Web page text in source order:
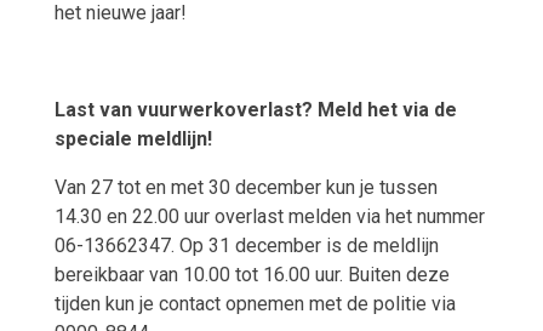
het nieuwe jaar!
Last van vuurwerkoverlast? Meld het via de
speciale meldlijn!
Van 27 tot en met 30 december kun je tussen
14.30 en 22.00 uur overlast melden via het nummer
06-13662347. Op 31 december is de meldlijn
bereikbaar van 10.00 tot 16.00 uur. Buiten deze
tijden kun je contact opnemen met de politie via